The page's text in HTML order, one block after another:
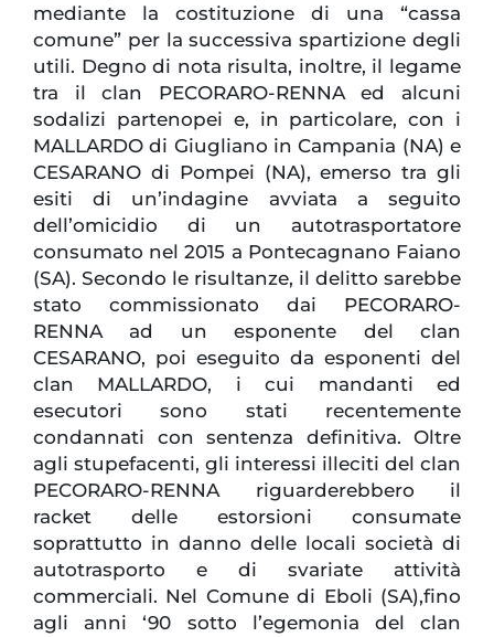
mediante la costituzione di una “cassa
comune” per la successiva spartizione degli
utili. Degno di nota risulta, inoltre, il legame
tra il clan PECORARO-RENNA ed alcuni
sodalizi partenopei e, in particolare, con i
MALLARDO di Giugliano in Campania (NA) e
CESARANO di Pompei (NA), emerso tra gli
esiti di un’indagine avviata a seguito
dell’omicidio di un autotrasportatore
consumato nel 2015 a Pontecagnano Faiano
(SA). Secondo le risultanze, il delitto sarebbe
stato commissionato dai PECORARO-
RENNA ad un esponente del clan
CESARANO, poi eseguito da esponenti del
clan MALLARDO, i cui mandanti ed
esecutori sono stati recentemente
condannati con sentenza definitiva. Oltre
agli stupefacenti, gli interessi illeciti del clan
PECORARO-RENNA riguarderebbero il
racket delle estorsioni consumate
soprattutto in danno delle locali società di
autotrasporto e di svariate attività
commerciali. Nel Comune di Eboli (SA),fino
agli anni ‘90 sotto l’egemonia del clan